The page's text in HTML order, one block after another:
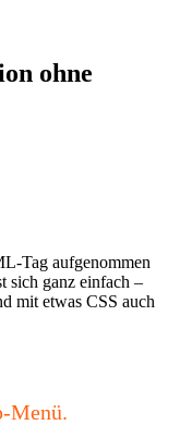
ohne
Tag aufgenommen
sich ganz einfach –
mit etwas CSS auch
Menü.